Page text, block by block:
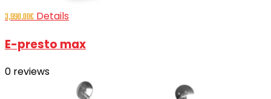
3,990.00€ Details
E-presto max
0 reviews